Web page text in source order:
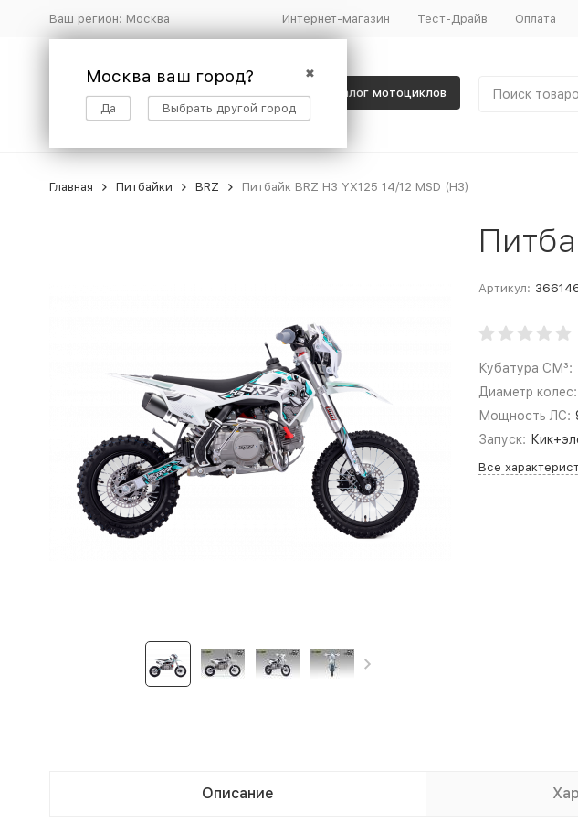
Ваш регион: Москва
✖
Москва ваш город?
Да Выбрать другой город
Интернет-магазин Тест-Драйв Оплата
Каталог мотоциклов
Главная Питбайки BRZ Питбайк BRZ H3 YX125 14/12 MSD (H3)
Артикул:
Кубатура СМ³:
Диаметр колес:
Мощность ЛС:
Запуск:
Все
Описание